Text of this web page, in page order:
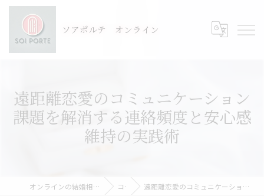
ソアポルテ オンライン
遠距離恋愛のコミュニケーション
課題を解消する連絡頻度と安心感
維持の実践術
オンラインの結婚相談所ならSOI PORTE-ソアポルテ コラム 遠距離恋愛のコミュニケーション課題を解消する連絡頻度と安心感維持の実践術